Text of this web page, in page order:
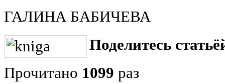
ГАЛИНА БАБИЧЕВА
Поделитесь
Прочитано 1099 раз